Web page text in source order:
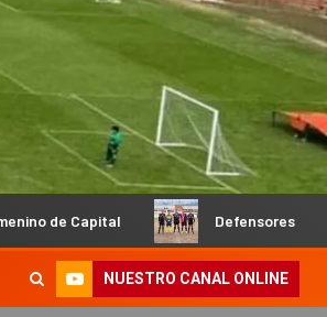
Defensores de Esquiú y Social
NUESTRO CANAL ONLINE